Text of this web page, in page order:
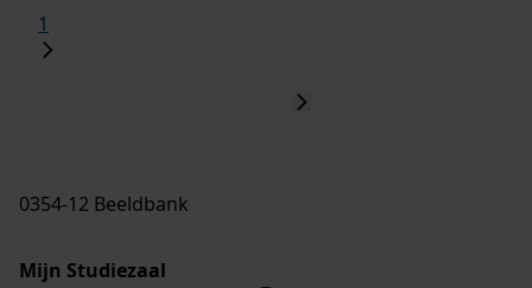
1
0354-12 Beeldbank
Mijn Studiezaal